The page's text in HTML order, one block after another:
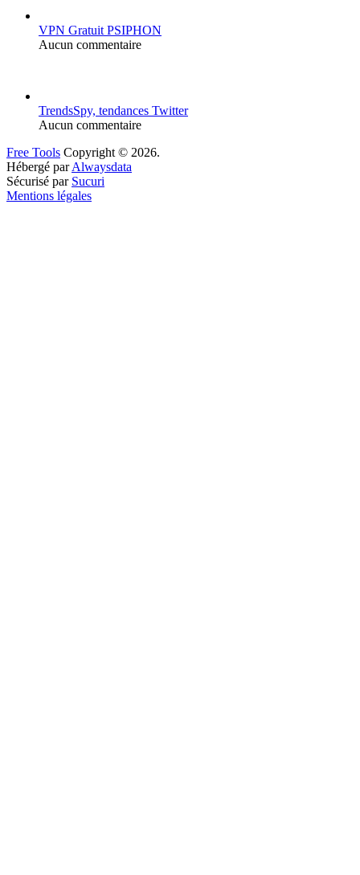
VPN Gratuit PSIPHON
Aucun commentaire
TrendsSpy, tendances Twitter
Aucun commentaire
Free Tools Copyright © 2026.
Hébergé parAlwaysdata
Sécurisé par Sucuri
Mentions légales